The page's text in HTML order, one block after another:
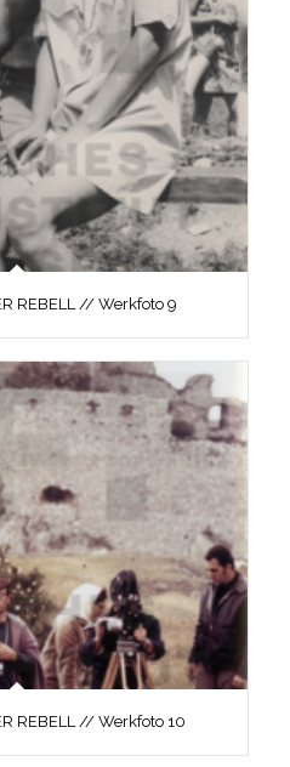
REBELL // Werkfoto 9
REBELL // Werkfoto 10